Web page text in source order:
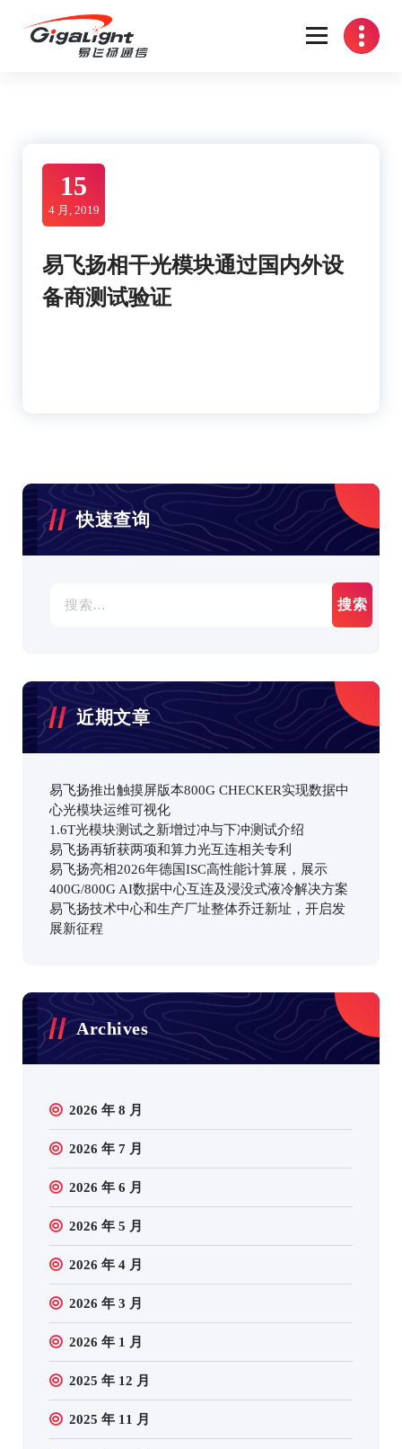
15
4 月, 2019
易飞扬相干光模块通过国内外设
备商测试验证
快速查询
索：
近期文章
易飞扬推出触摸屏版本800G CHECKER实现数据中
心光模块运维可视化
1.6T光模块测试之新增过冲与下冲测试介绍
易飞扬再斩获两项和算力光互连相关专利
易飞扬亮相2026年德国ISC高性能计算展，展示
400G/800G AI数据中心互连及浸没式液冷解决方案
易飞扬技术中心和生产厂址整体乔迁新址，开启发
展新征程
Archives
2026 年 8 月
2026 年 7 月
2026 年 6 月
2026 年 5 月
2026 年 4 月
2026 年 3 月
2026 年 1 月
2025 年 12 月
2025 年 11 月